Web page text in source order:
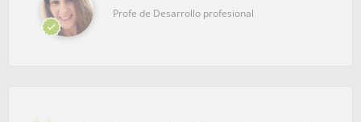
Profe de Desarrollo profesional